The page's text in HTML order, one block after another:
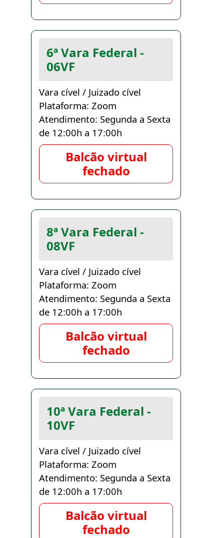
6ª Vara Federal -
06VF
Vara cível / Juizado cível
Plataforma: Zoom
Atendimento: Segunda a Sexta
de 12:00h a 17:00h
Balcão virtual
fechado
8ª Vara Federal -
08VF
Vara cível / Juizado cível
Plataforma: Zoom
Atendimento: Segunda a Sexta
de 12:00h a 17:00h
Balcão virtual
fechado
10ª Vara Federal -
10VF
Vara cível / Juizado cível
Plataforma: Zoom
Atendimento: Segunda a Sexta
de 12:00h a 17:00h
Balcão virtual
fechado